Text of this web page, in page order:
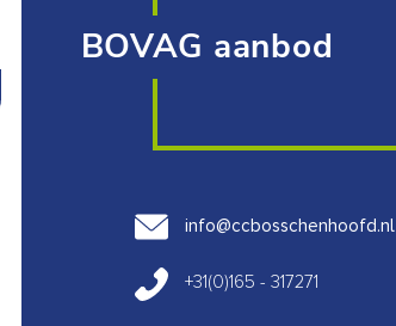
BOVAG aanbod
info@ccbosschenhoofd.nl
+31(0)165 - 317271